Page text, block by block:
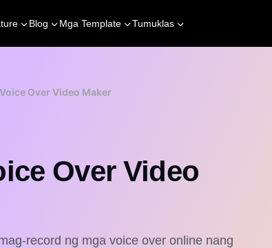
Blog Mga Template Tumuklas
Over Video Maker
Over Video
record ng mga voice over online nang